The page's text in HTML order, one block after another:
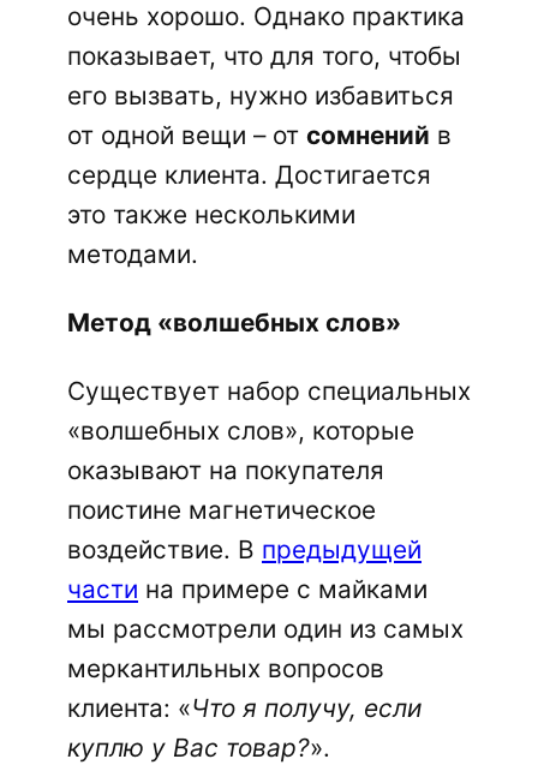
очень хорошо. Однако практика
показывает, что для того, чтобы
его вызвать, нужно избавиться
от одной вещи – от сомнений в
сердце клиента. Достигается
это также несколькими
методами.
Метод «волшебных слов»
Существует набор специальных
«волшебных слов», которые
оказывают на покупателя
поистине магнетическое
воздействие. В предыдущей
части на примере с майками
мы рассмотрели один из самых
меркантильных вопросов
клиента: «Что я получу, если
куплю у Вас товар?».